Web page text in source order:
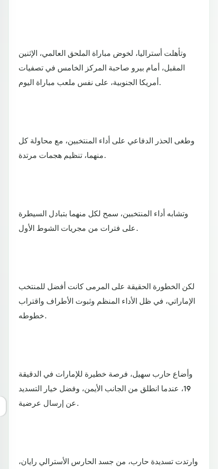
وتأهلت أستراليا، لخوض مباراة الملحق العالمي، الإثنين
المقبل، أمام بيرو صاحبة المركز الخامس في تصفيات
أمريكا الجنوبية، على نفس ملعب مباراة اليوم.
وطغى الحذر الدفاعي على أداء المنتخبين، مع محاولة كل
منهما، تنظيم هجمات مرتدة.
وتشابه أداء المنتخبين، سمح لكل منهما بتبادل السيطرة
على فترات من مجريات الشوط الأول.
لكن الخطورة الحقيقة على المرمى كانت أفضل للمنتخب
الإماراتي، في ظل الأداء المنظم وثبوت الأطراف واقتراب
خطوطه.
وأضاع حارب سهيل، فرصة خطيرة للإمارات في الدقيقة
19، عندما انطلق من الجانب الأيمن، وفضل خيار التسديد
عن إرسال عرضية.
وارتدت تسديدة حارب، من جسد الحارس الأسترالي رايان،